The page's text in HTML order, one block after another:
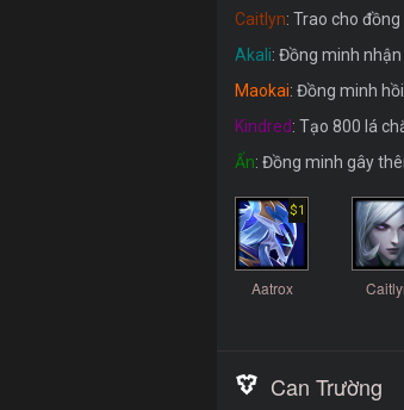
Caitlyn: Trao cho
Akali: Đồng minh
Maokai: Đồng minh
Kindred: Tạo 800 lá
Ấn: Đồng minh gây
$1
Aatrox
Can Trường